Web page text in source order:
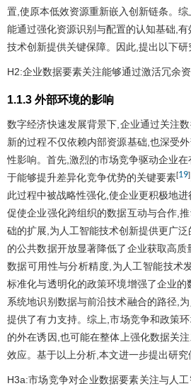
置,使原本低效资源重新嵌入创新链条。
能通过强化资源识别与配置的认知基础,
技术创新提供关键保障。因此,提出以下研
H2:企业数据要素关注能够通过激活冗余
1.1.3 外部环境的影响
数字经济快速发展背景下,企业通过关注
新的过程不仅依赖内部资源基础,也深受
性影响。首先,激烈的市场竞争驱动企业
于能够提升差异化竞争优势的关键要素[19]
此过程中被战略性强化,使企业更积极地
促使企业强化跨组织的数据互动与合作,
础的扩展,为人工智能技术创新提供更广
的公共数据开放显著降低了企业获取高
数据可用性与分析精度,为人工智能技术
标准化与透明化的政策环境增强了企业
系统地识别数据与前沿技术融合的路径,
提供了有力支持。综上,市场竞争和政策
的外在诱因,也可能在整体上强化数据关
效应。基于以上分析,本文进一步提出研究
H3a:市场竞争对企业数据要素关注与人